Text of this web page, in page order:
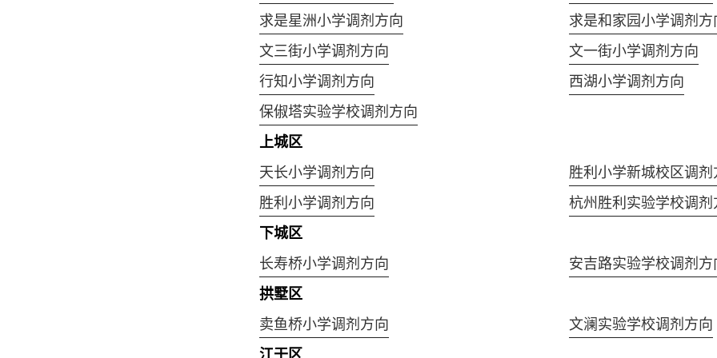
求是星洲小学调剂方向
求是和家园小学调剂方
文三街小学调剂方向
文一街小学调剂方向
行知小学调剂方向
西湖小学调剂方向
保俶塔实验学校调剂方向
上城区
天长小学调剂方向
胜利小学新城校区调剂
胜利小学调剂方向
杭州胜利实验学校调剂
下城区
长寿桥小学调剂方向 安吉路实验学校调剂方
拱墅区
卖鱼桥小学调剂方向 文澜实验学校调剂方向